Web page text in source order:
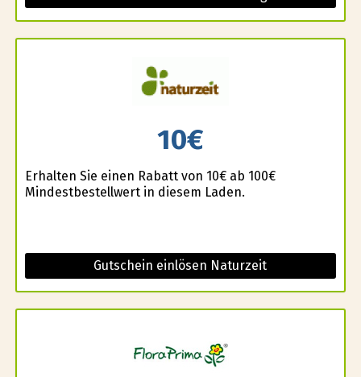
10€
Erhalten Sie einen Rabatt von 10€ ab 100€
Mindestbestellwert in diesem Laden.
Gutschein einlösen Naturzeit